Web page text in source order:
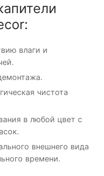
влаги и
чистота
в любой цвет с
внешнего вида
времени.